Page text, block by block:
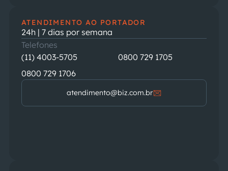
ATENDIMENTO AO PORTADOR
24h | 7 dias por semana
Telefones
(11) 4003-5705
0800 729 1705
0800 729 1706
atendimento@biz.com.br